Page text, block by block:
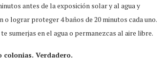
antes de la exposición solar y al agua y
lograr proteger 4 baños de 20 minutos cada uno.
sumerjas en el agua o permanezcas al aire libre.
colonias. Verdadero.